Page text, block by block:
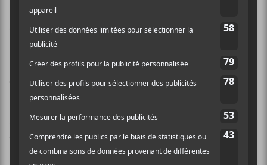
La SDC Plaza Saint-Hubert, en
collaboration avec l’arrondissement
Rosemont – La Petite-Patrie, dévoile
la toute nouvelle édition de son
festival de musique désormais
nommé PlazaPalooza. L’événement
se déroulera du 6 au 9 juillet prochain
tout au long de la promenade Saint-
Hubert.